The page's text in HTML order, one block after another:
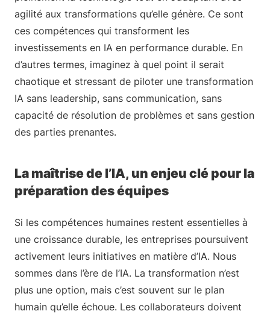
agilité aux transformations qu’elle génère. Ce sont
ces compétences qui transforment les
investissements en IA en performance durable. En
d’autres termes, imaginez à quel point il serait
chaotique et stressant de piloter une transformation
IA sans leadership, sans communication, sans
capacité de résolution de problèmes et sans gestion
des parties prenantes.
La maîtrise de l’IA, un enjeu clé pour la
préparation des équipes
Si les compétences humaines restent essentielles à
une croissance durable, les entreprises poursuivent
activement leurs initiatives en matière d’IA. Nous
sommes dans l’ère de l’IA. La transformation n’est
plus une option, mais c’est souvent sur le plan
humain qu’elle échoue. Les collaborateurs doivent